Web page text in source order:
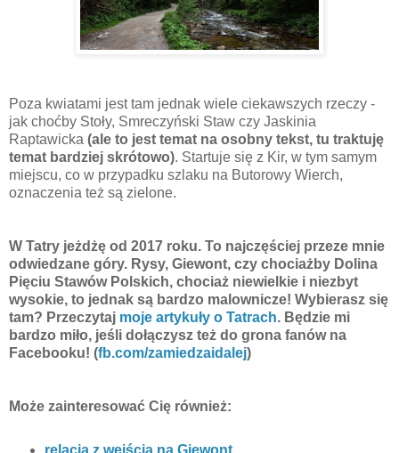
Poza kwiatami jest tam jednak wiele ciekawszych rzeczy -
jak choćby Stoły, Smreczyński Staw czy Jaskinia
Raptawicka (ale to jest temat na osobny tekst, tu traktuję
temat bardziej skrótowo). Startuje się z Kir, w tym samym
miejscu, co w przypadku szlaku na Butorowy Wierch,
oznaczenia też są zielone.
W Tatry jeżdżę od 2017 roku. To najczęściej przeze mnie
odwiedzane góry. Rysy, Giewont, czy chociażby Dolina
Pięciu Stawów Polskich, chociaż niewielkie i niezbyt
wysokie, to jednak są bardzo malownicze! Wybierasz się
tam? Przeczytaj moje artykuły o Tatrach. Będzie mi
bardzo miło, jeśli dołączysz też do grona fanów na
Facebooku! (fb.com/zamiedzaidalej)
Może zainteresować Cię również:
relacja z wejścia na Giewont,